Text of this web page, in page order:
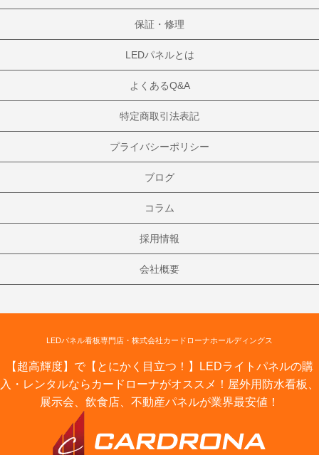
保証・修理
LEDパネルとは
よくあるQ&A
特定商取引法表記
プライバシーポリシー
ブログ
コラム
採用情報
会社概要
LEDパネル看板専門店・株式会社カードローナホールディングス
【超高輝度】で【とにかく目立つ！】LEDライトパネルの購
入・レンタルならカードローナがオススメ！屋外用防水看板、
展示会、飲食店、不動産パネルが業界最安値！